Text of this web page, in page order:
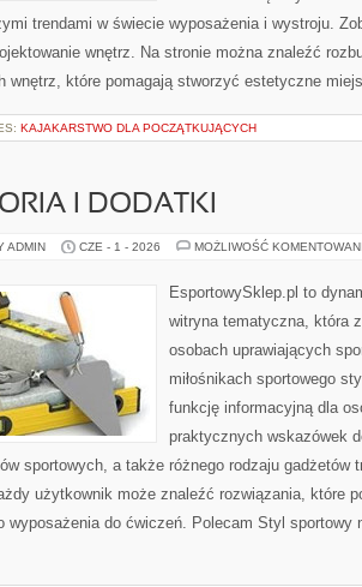
trendami w świecie wyposażenia i wystroju.
wnętrz. Na stronie można znaleźć
wnętrz, które pomagają stworzyć estetyczne
KAJAKARSTWO DLA POCZĄTKUJĄCYCH
I DODATKI
ADMIN CZE - 1 - 2026 MOŻLIWOŚĆ
EsportowySklep.pl to
witryna tematyczna, która
osobach uprawiających
miłośnikach sportowego
funkcję informacyjną dla
praktycznych wskazówek
sportowych, a także różnego rodzaju gadżetów
użytkownik może znaleźć rozwiązania, które
wyposażenia do ćwiczeń. Polecam Styl sportowy